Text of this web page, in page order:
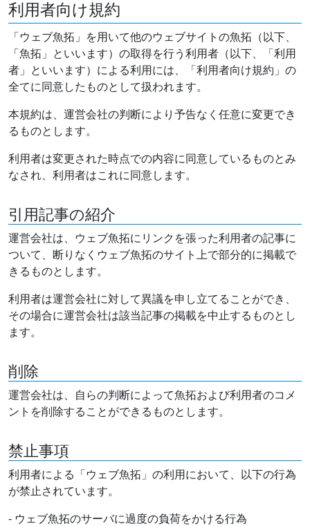
利用者向け規約
「ウェブ魚拓」を用いて他のウェブサイトの魚拓（以下、
「魚拓」といいます）の取得を行う利用者（以下、「利用
者」といいます）による利用には、「利用者向け規約」の
全てに同意したものとして扱われます。
本規約は、運営会社の判断により予告なく任意に変更でき
るものとします。
利用者は変更された時点での内容に同意しているものとみ
なされ、利用者はこれに同意します。
引用記事の紹介
運営会社は、ウェブ魚拓にリンクを張った利用者の記事に
ついて、断りなくウェブ魚拓のサイト上で部分的に掲載で
きるものとします。
利用者は運営会社に対して異議を申し立てることができ、
その場合に運営会社は該当記事の掲載を中止するものとし
ます。
削除
運営会社は、自らの判断によって魚拓および利用者のコメ
ントを削除することができるものとします。
禁止事項
利用者による「ウェブ魚拓」の利用において、以下の行為
が禁止されています。
- ウェブ魚拓のサーバに過度の負荷をかける行為